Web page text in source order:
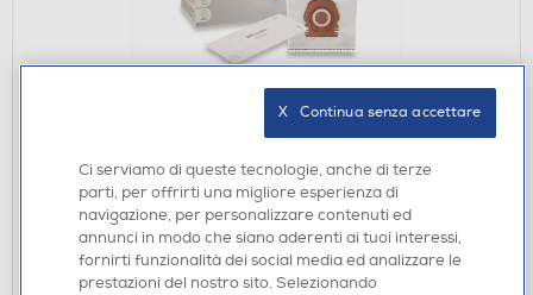
MIELE - Dust bag HYCLEAN PURE CO-Bianco
Acquisto online:disponibile
Ritiro in negozio in 30' gratuito:verifica
AGGIUNGI
Ci serviamo di queste tecnologie, anche di terze
parti, per offrirti una migliore esperienza di
navigazione, per personalizzare contenuti ed
annunci in modo che siano aderenti ai tuoi interessi,
fornirti funzionalità dei social media ed analizzare le
prestazioni del nostro sito. Selezionando
X   Continua senza accettare